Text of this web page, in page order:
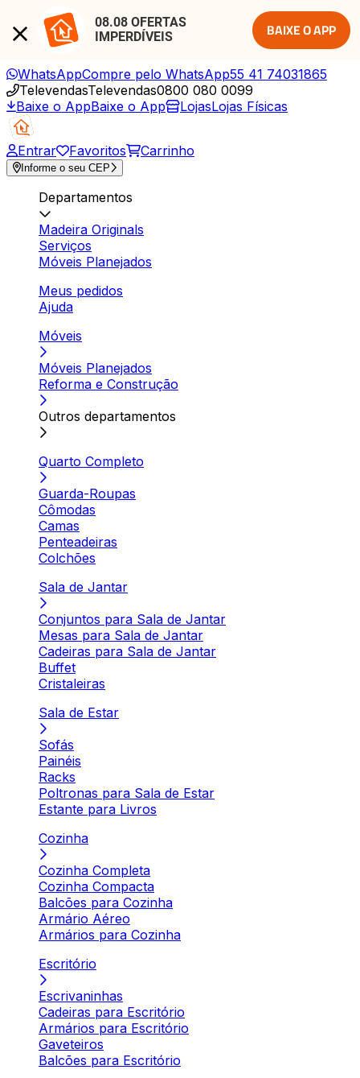
08.08 OFERTAS
IMPERDÍVEIS
BAIXE O APP
WhatsAppCompre pelo WhatsApp55 41 74031865
TelevendasTelevendas0800 080 0099
Baixe o AppBaixe o App LojasLojas Físicas
Entrar Favoritos Carrinho
Informe o seu CEP
Departamentos
Madeira Originals
Serviços
Móveis Planejados
Meus pedidos
Ajuda
Móveis
Móveis Planejados
Reforma e Construção
Outros departamentos
Quarto Completo
Guarda-Roupas
Cômodas
Camas
Penteadeiras
Colchões
Sala de Jantar
Conjuntos para Sala de Jantar
Mesas para Sala de Jantar
Cadeiras para Sala de Jantar
Buffet
Cristaleiras
Sala de Estar
Sofás
Painéis
Racks
Poltronas para Sala de Estar
Estante para Livros
Cozinha
Cozinha Completa
Cozinha Compacta
Balcões para Cozinha
Armário Aéreo
Armários para Cozinha
Escritório
Escrivaninhas
Cadeiras para Escritório
Armários para Escritório
Gaveteiros
Balcões para Escritório